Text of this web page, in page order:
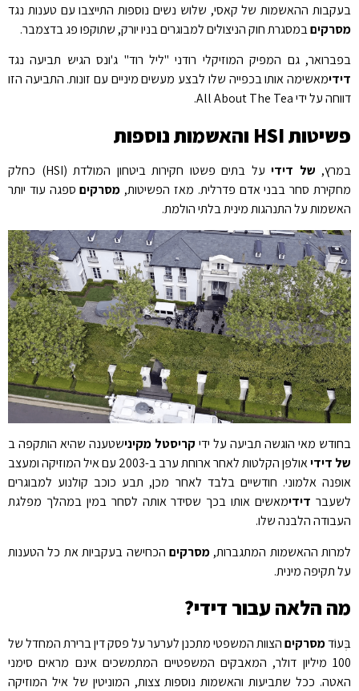
בעקבות ההאשמות של קאסי, שלוש נשים נוספות התייצבו עם טענות נגד
מסרקיםבמסגרת חוק הניצולים למבוגרים בניו יורק, שתוקפו פג בדצמבר.
בפברואר, גם המפיק המוזיקלי רודני "ליל רוד" ג'ונס הגיש תביעה נגד
דידימאשימה אותו בכפייה שלו לבצע מעשים מיניים עם זונות. התביעה הזו
דווחה על ידי All About The Tea.
פשיטות HSI והאשמות נוספות
במרץ, של דידי
על בתים פשטו חקירות ביטחון המולדת (HSI) כחלק
מחקירת סחר בבני אדם פדרלית. מאז הפשיטות, מסרקיםספגה עוד יותר
האשמות על התנהגות מינית בלתי הולמת.
בחודש מאי הוגשה תביעה על ידי קריסטל מקינישטענה שהיא הותקפה ב
של דידי
אולפן הקלטות לאחר ארוחת ערב ב-2003 עם איל המוזיקה ומעצב
אופנה אלמוני. חודשיים בלבד לאחר מכן, תבע כוכב קולנוע למבוגרים
לשעבר דידימאשים אותו בכך שסידר אותה לסחר במין במהלך מפלגת
העבודה הלבנה שלו.
למרות ההאשמות המתגברות,מסרקים הכחישה בעקביות את כל הטענות
על תקיפה מינית.
מה הלאה עבור דידי?
בְּעוֹדמסרקיםהצוות המשפטי מתכנן לערער על פסק דין ברירת המחדל של
100 מיליון דולר, המאבקים המשפטיים המתמשכים אינם מראים סימני
האטה. ככל שתביעות והאשמות נוספות צצות, המוניטין של איל המוזיקה